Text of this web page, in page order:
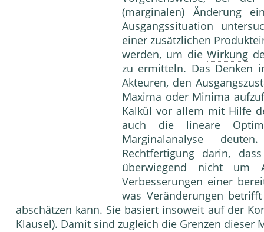
(marginalen) Änderung
Ausgangssituation
einer zusätzlichen
werden, um dieWirkung
zu ermitteln. Das Denken
Akteuren, den
Maxima oder Minima
Kalkül vor allem mit Hilfe
auch die lineare
Marginalanalyse
Rechtfertigung darin,
überwiegend nicht um
Verbesserungen einer
was Veränderungen
abschätzen kann. Sie basiert insoweit auf der
Klausel). Damit sind zugleich die Grenzen dieser